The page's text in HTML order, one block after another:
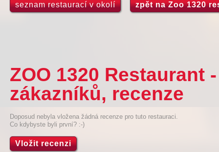
seznam restaurací v okolí zpět na Zoo 1320
ZOO 1320 Restaurant
zákazníků, recenze
Doposud nebyla vložena žádná recenze pro tuto restauraci.
Co kdybyste byli první? :-)
Vložit recenzi